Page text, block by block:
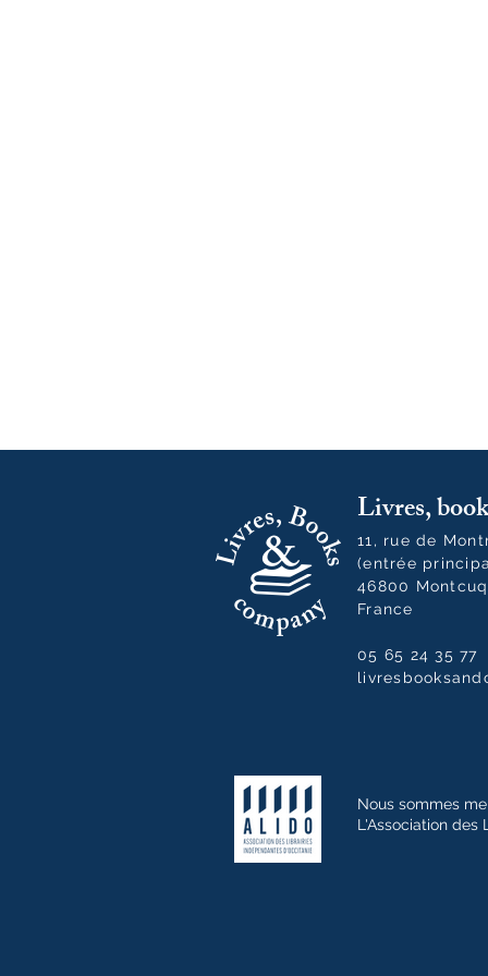
Livres,
11, rue de
(entrée
46800
France
05 65 24 35 77
Nous sommes
L'Association des